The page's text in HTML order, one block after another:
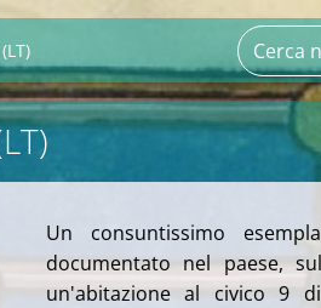
Un consuntissimo
documentato nel paese,
un'abitazione al civico 9